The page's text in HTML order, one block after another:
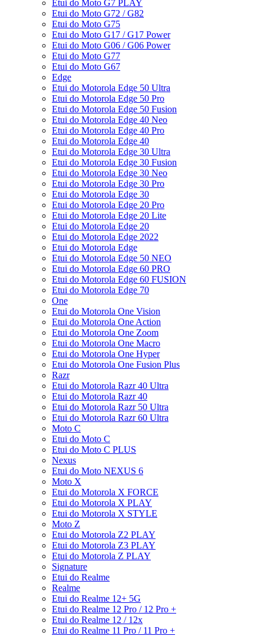
Etui do Moto G7 PLAY
Etui do Moto G72 / G82
Etui do Moto G75
Etui do Moto G17 / G17 Power
Etui do Moto G06 / G06 Power
Etui do Moto G77
Etui do Moto G67
Edge
Etui do Motorola Edge 50 Ultra
Etui do Motorola Edge 50 Pro
Etui do Motorola Edge 50 Fusion
Etui do Motorola Edge 40 Neo
Etui do Motorola Edge 40 Pro
Etui do Motorola Edge 40
Etui do Motorola Edge 30 Ultra
Etui do Motorola Edge 30 Fusion
Etui do Motorola Edge 30 Neo
Etui do Motorola Edge 30 Pro
Etui do Motorola Edge 30
Etui do Motorola Edge 20 Pro
Etui do Motorola Edge 20 Lite
Etui do Motorola Edge 20
Etui do Motorola Edge 2022
Etui do Motorola Edge
Etui do Motorola Edge 50 NEO
Etui do Motorola Edge 60 PRO
Etui do Motorola Edge 60 FUSION
Etui do Motorola Edge 70
One
Etui do Motorola One Vision
Etui do Motorola One Action
Etui do Motorola One Zoom
Etui do Motorola One Macro
Etui do Motorola One Hyper
Etui do Motorola One Fusion Plus
Razr
Etui do Motorola Razr 40 Ultra
Etui do Motorola Razr 40
Etui do Motorola Razr 50 Ultra
Etui do Motorola Razr 60 Ultra
Moto C
Etui do Moto C
Etui do Moto C PLUS
Nexus
Etui do Moto NEXUS 6
Moto X
Etui do Motorola X FORCE
Etui do Motorola X PLAY
Etui do Motorola X STYLE
Moto Z
Etui do Motorola Z2 PLAY
Etui do Motorola Z3 PLAY
Etui do Motorola Z PLAY
Signature
Etui do Realme
Realme
Etui do Realme 12+ 5G
Etui do Realme 12 Pro / 12 Pro +
Etui do Realme 12 / 12x
Etui do Realme 11 Pro / 11 Pro +